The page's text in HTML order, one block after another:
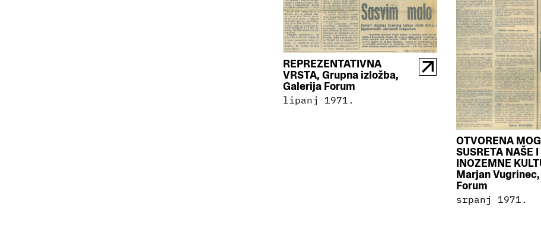
REPREZENTATIVNA
VRSTA, Grupna izložba,
Galerija Forum
lipanj 1971.
OTVORENA
SUSRETA NAŠE I
INOZEMNE
Marjan
Forum
srpanj 1971.